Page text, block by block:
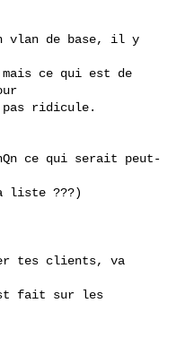
vlan de base, il y
ce qui est de
pas ridicule.
ce qui serait peut-
liste ???)
tes clients, va
fait sur les